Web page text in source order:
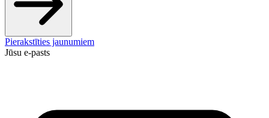
Pierakstīties jaunumiem
Jūsu e-pasts